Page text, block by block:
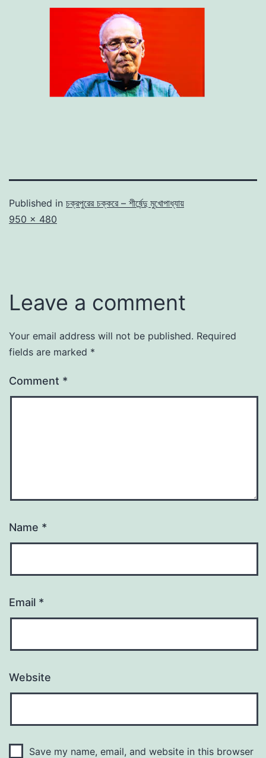
Published in চক্রপুরের চক্করে – শীর্ষেন্দু মুখোপাধ্যায়
Full
950 × 480
Leave a comment
Your email address will not be published. Required
fields are marked *
Comment *
Name *
Email *
Website
Save my name, email, and website in this browser